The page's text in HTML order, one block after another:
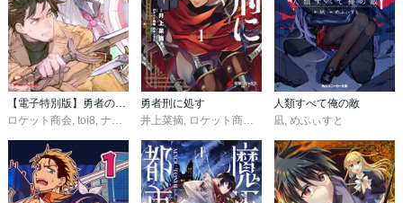
【電子特別版】勇者のクズ
ロケット商会, toi8, ナカシマ723
勇者刑に処す
井上菜摘, ロケット商会 めふぃすと
人類すべて俺の敵
凪, めふぃすと